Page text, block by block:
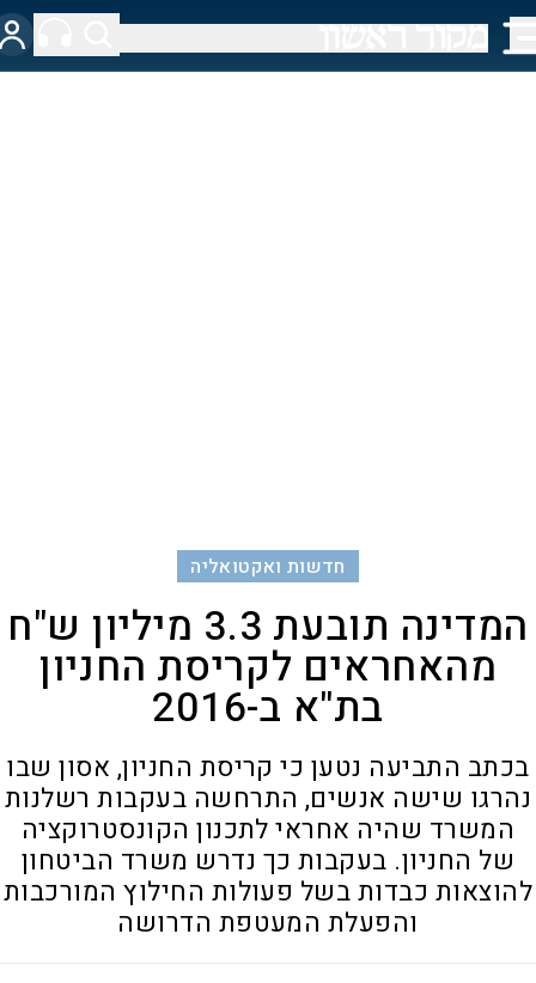
חדשות ואקטואליה
המדינה תובעת 3.3 מיליון ש"ח
מהאחראים לקריסת החניון
בת"א ב-2016
בכתב התביעה נטען כי קריסת החניון, אסון שבו
נהרגו שישה אנשים, התרחשה בעקבות רשלנות
המשרד שהיה אחראי לתכנון הקונסטרוקציה
של החניון. בעקבות כך נדרש משרד הביטחון
להוצאות כבדות בשל פעולות החילוץ המורכבות
והפעלת המעטפת הדרושה